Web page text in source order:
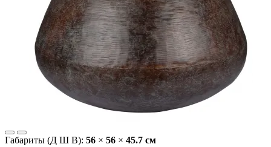
Габариты (Д Ш В): 56 × 56 × 45.7 cм